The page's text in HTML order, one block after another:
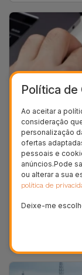
Baterias -
11/03/2024 15:43
Sabe tudo
iServices. Lê
Política de
Ao aceitar a
consideração
personalização
ofertas
pessoais e
anúncios.Pode
ou alterar a sua
política de
Deixe-me